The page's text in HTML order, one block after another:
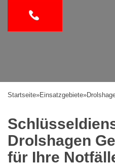
Startseite»Einsatzgebiete»
Drolshagen
für Ihre